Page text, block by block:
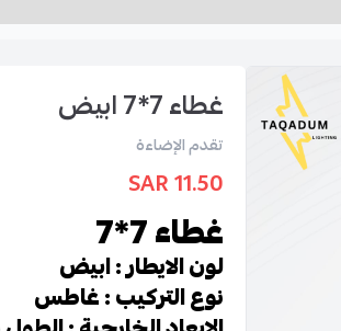
غطاء 7*7 ابيض
تقدم الإضاءة
11.50 SAR
غطاء 7*7
لون الايطار : ابيض
نوع التركيب : غاطس